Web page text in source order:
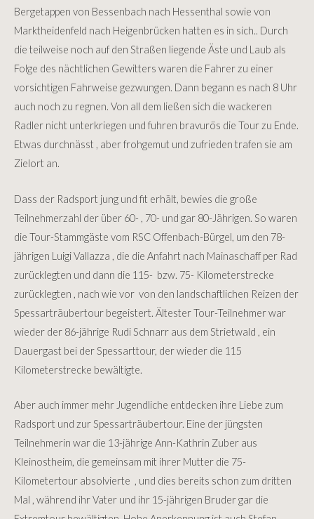
Bergetappen von Bessenbach nach Hessenthal sowie von
Marktheidenfeld nach Heigenbrücken hatten es in sich.. Durch
die teilweise noch auf den Straßen liegende Äste und Laub als
Folge des nächtlichen Gewitters waren die Fahrer zu einer
vorsichtigen Fahrweise gezwungen. Dann begann es nach 8 Uhr
auch noch zu regnen. Von all dem ließen sich die wackeren
Radler nicht unterkriegen und fuhren bravurös die Tour zu Ende.
Etwas durchnässt , aber frohgemut und zufrieden trafen sie am
Zielort an.
Dass der Radsport jung und fit erhält, bewies die große
Teilnehmerzahl der über 60- , 70- und gar 80-Jährigen. So waren
die Tour-Stammgäste vom RSC Offenbach-Bürgel, um den 78-
jährigen Luigi Vallazza , die die Anfahrt nach Mainaschaff per Rad
zurücklegten und dann die 115- bzw. 75- Kilometerstrecke
zurücklegten , nach wie vor von den landschaftlichen Reizen der
Spessarträubertour begeistert. Ältester Tour-Teilnehmer war
wieder der 86-jährige Rudi Schnarr aus dem Strietwald , ein
Dauergast bei der Spessarttour, der wieder die 115
Kilometerstrecke bewältigte.
Aber auch immer mehr Jugendliche entdecken ihre Liebe zum
Radsport und zur Spessarträubertour. Eine der jüngsten
Teilnehmerin war die 13-jährige Ann-Kathrin Zuber aus
Kleinostheim, die gemeinsam mit ihrer Mutter die 75-
Kilometertour absolvierte , und dies bereits schon zum dritten
Mal , während ihr Vater und ihr 15-jährigen Bruder gar die